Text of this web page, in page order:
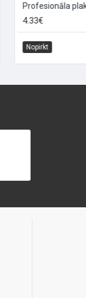
Profesionāla
4.33€
Nopirkt